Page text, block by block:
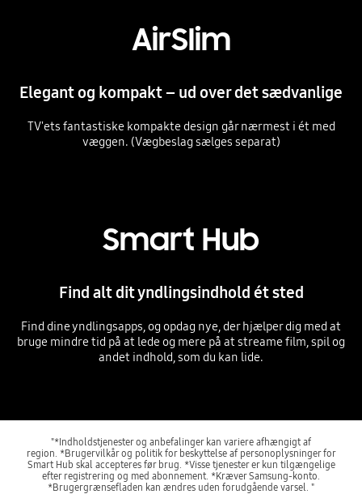
AirSlim
Elegant og kompakt – ud over det sædvanlige
TV'ets fantastiske kompakte design går nærmest i ét med
væggen. (Vægbeslag sælges separat)
Smart Hub
Find alt dit yndlingsindhold ét sted
Find dine yndlingsapps, og opdag nye, der hjælper dig med at
bruge mindre tid på at lede og mere på at streame film, spil og
andet indhold, som du kan lide.
"*Indholdstjenester og anbefalinger kan variere afhængigt af
region. *Brugervilkår og politik for beskyttelse af personoplysninger for
Smart Hub skal accepteres før brug. *Visse tjenester er kun tilgængelige
efter registrering og med abonnement. *Kræver Samsung-konto.
*Brugergrænsefladen kan ændres uden forudgående varsel. "